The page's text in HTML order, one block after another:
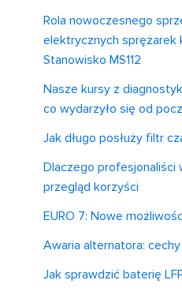
Rola nowoczesnego
elektrycznych sprężarek
Stanowisko MS112
Nasze kursy z
co wydarzyło się od
Jak długo posłuży filtr
Dlaczego profesjonaliści
przegląd korzyści
EURO 7: Nowe
Awaria alternatora:
Jak sprawdzić baterię